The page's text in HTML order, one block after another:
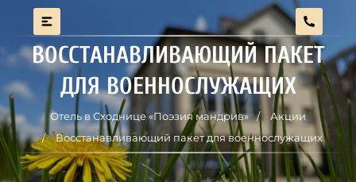
ВОССТАНАВЛИВАЮЩИЙ ПАКЕТ
ДЛЯ ВОЕННОСЛУЖАЩИХ
Отель в Сходнице «Поэзия мандрив»
Акции
Восстанавливающий пакет для военнослужащих